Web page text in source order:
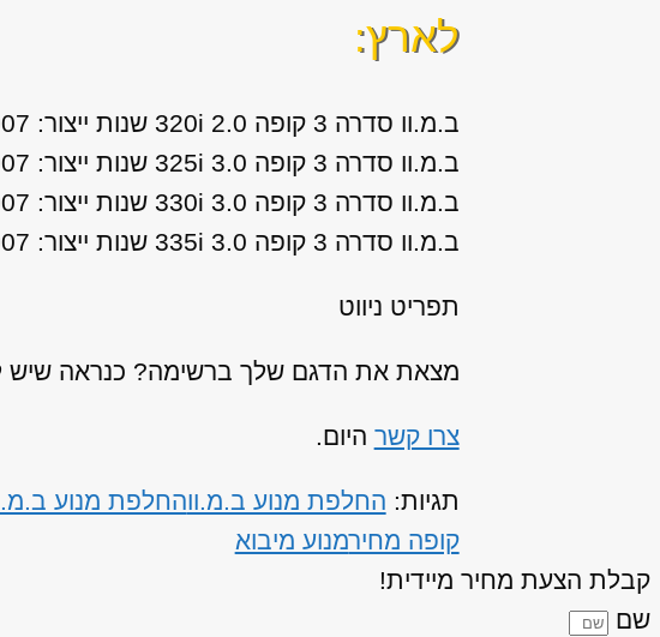
לארץ:
ב.מ.וו סדרה 3 קופה 2.0 320i שנות ייצור: 2007, 2008, 2009, 2010, 2011
ב.מ.וו סדרה 3 קופה 3.0 325i שנות ייצור: 2007, 2008, 2009, 2010, 2011
ב.מ.וו סדרה 3 קופה 3.0 330i שנות ייצור: 2007, 2008, 2009, 2010, 2011
ב.מ.וו סדרה 3 קופה 3.0 335i שנות ייצור: 2007, 2008, 2009, 2010, 2011
תפריט ניווט
מצאת את הדגם שלך ברשימה? כנראה שיש
צרו קשר היום.
תגיות: החלפת מנוע ב.מ.ווהחלפת מנוע ב.מ.וו
קופה מחירמנוע מיבוא
קבלת הצעת מחיר מיידית!
שם